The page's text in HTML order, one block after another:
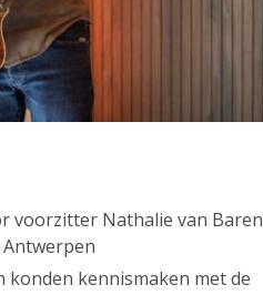
voorzitter Nathalie van Baren
kennismaken met de